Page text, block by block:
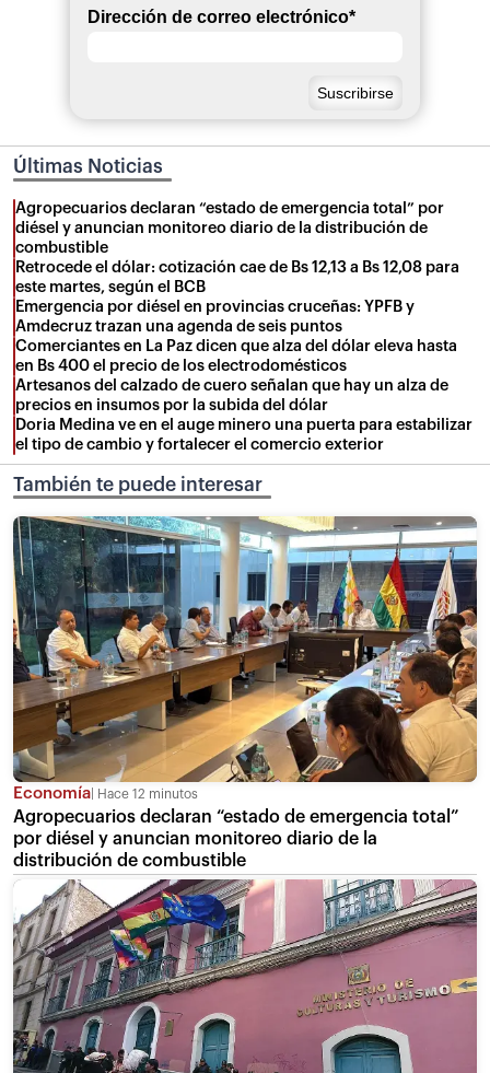
Dirección de correo electrónico*
Últimas Noticias
Agropecuarios declaran “estado de emergencia total” por
diésel y anuncian monitoreo diario de la distribución de
combustible
Retrocede el dólar: cotización cae de Bs 12,13 a Bs 12,08 para
este martes, según el BCB
Emergencia por diésel en provincias cruceñas: YPFB y
Amdecruz trazan una agenda de seis puntos
Comerciantes en La Paz dicen que alza del dólar eleva hasta
en Bs 400 el precio de los electrodomésticos
Artesanos del calzado de cuero señalan que hay un alza de
precios en insumos por la subida del dólar
Doria Medina ve en el auge minero una puerta para estabilizar
el tipo de cambio y fortalecer el comercio exterior
También te puede interesar
Economía Hace 12 minutos
Agropecuarios declaran “estado de emergencia total”
por diésel y anuncian monitoreo diario de la
distribución de combustible